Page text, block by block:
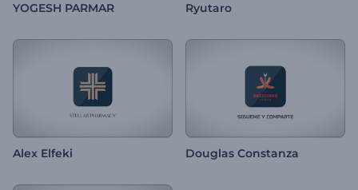
YOGESH PARMAR Ryutaro
Alex Elfeki Douglas Constanza